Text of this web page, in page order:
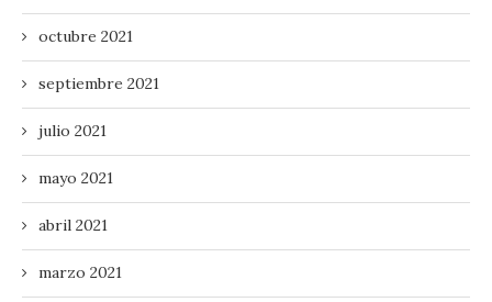
octubre 2021
septiembre 2021
julio 2021
mayo 2021
abril 2021
marzo 2021